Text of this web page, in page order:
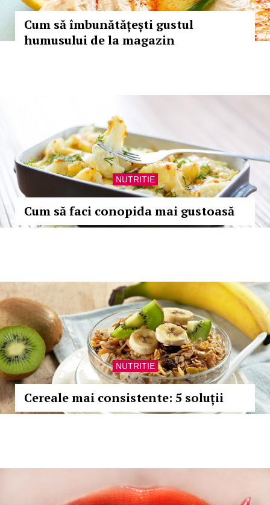
Cum să îmbunătățești gustul
humusului de la magazin
NUTRITIE
Cum să faci conopida mai gustoasă
NUTRITIE
Cereale mai consistente: 5 soluții